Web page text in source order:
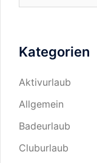
Kategorien
Aktivurlaub
Allgemein
Badeurlaub
Cluburlaub